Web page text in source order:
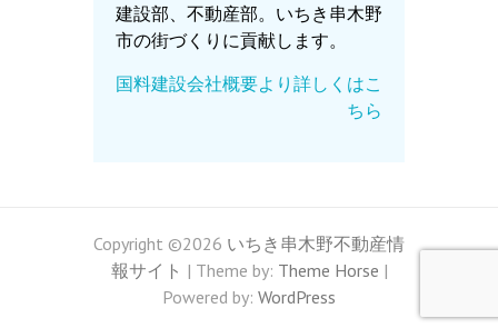
建設部、不動産部。いちき串木野
市の街づくりに貢献します。
国料建設会社概要より詳しくはこ
ちら
Copyright ©2026 いちき串木野不動産情
報サイト | Theme by: Theme Horse |
Powered by: WordPress